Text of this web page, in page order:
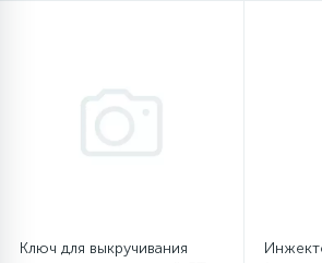
Ключ для выкручивания